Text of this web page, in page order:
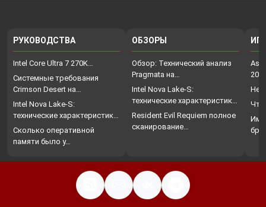
РУКОВОДСТВА
Intel Core Ultra 7 270K…
Системные требования
Crimson Desert на…
Intel Nova Lake-S:
технические характеристики,
…
Сколько оперативной
памяти было у…
ОБЗОРЫ
Обзор: Технический анализ
Pragmata на…
Intel Nova Lake-S:
технические характеристики,
…
Resident Evil Requiem полное
сканирование…
Что